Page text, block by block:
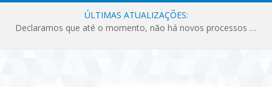
ÚLTIMAS ATUALIZAÇÕES:
Declaramos que até o momento, não há novos processos licitatórios para o Instituto de Previdência no ano de 2026.